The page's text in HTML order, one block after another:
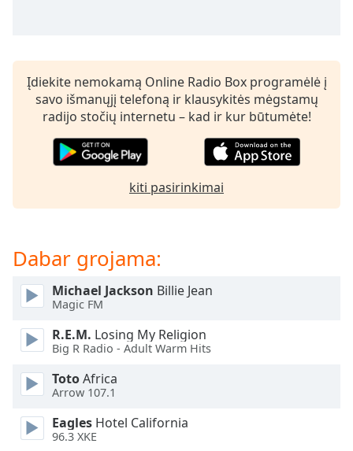
Playback
Rate
Chapters
selected
Subtitles
subtitles
settings,
opens
settings
dialog
subtitles
off
Įdiekite nemokamą Online Radio Box programėlė į
savo išmanųjį telefoną ir klausykitės mėgstamų
radijo stočių internetu – kad ir kur būtumėte!
kiti pasirinkimai
Dabar grojama:
Michael Jackson Billie Jean
Magic FM
R.E.M. Losing My Religion
Big R Radio - Adult Warm Hits
TotoAfrica
Arrow 107.1
Eagles Hotel California
96.3 XKE